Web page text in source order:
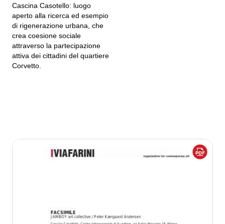
Cascina Casotello: luogo
aperto alla ricerca ed esempio
di rigenerazione urbana, che
crea coesione sociale
attraverso la partecipazione
attiva dei cittadini del quartiere
Corvetto.